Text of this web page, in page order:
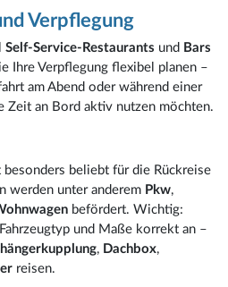
Verpflegung
Self-Service-Restaurants und Bars
Ihre Verpflegung flexibel planen –
am Abend oder während einer
Zeit an Bord aktiv nutzen möchten.
besonders beliebt für die Rückreise
werden unter anderem Pkw,
befördert. Wichtig:
und Maße korrekt an –
, Dachbox,
reisen.